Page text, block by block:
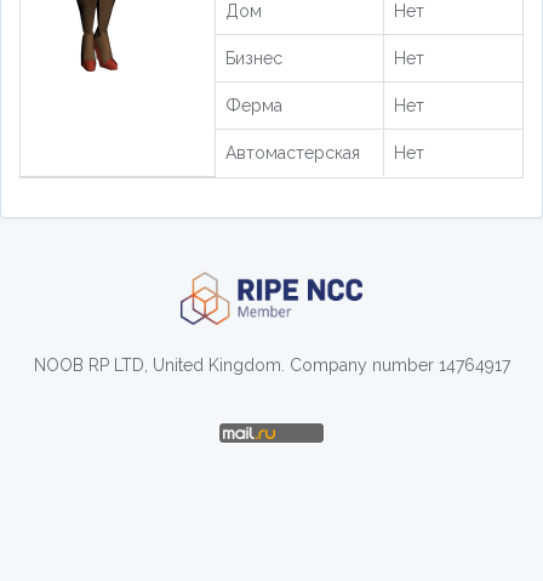
Дом Нет
Бизнес Нет
Ферма Нет
Автомастерская Нет
NOOB RP LTD, United Kingdom. Company number 14764917